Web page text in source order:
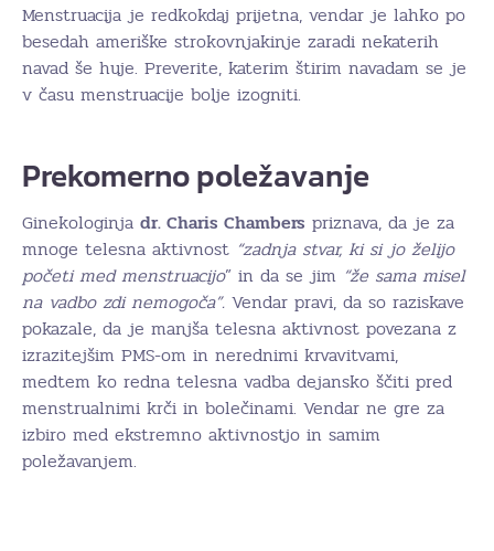
Menstruacija je redkokdaj prijetna, vendar je lahko po
besedah ameriške strokovnjakinje zaradi nekaterih
navad še huje. Preverite, katerim štirim navadam se je
v času menstruacije bolje izogniti.
Prekomerno poležavanje
Ginekologinja dr. Charis Chambers priznava, da je za
mnoge telesna aktivnost “zadnja stvar, ki si jo želijo
početi med menstruacijo” in da se jim “že sama misel
na vadbo zdi nemogoča”. Vendar pravi, da so raziskave
pokazale, da je manjša telesna aktivnost povezana z
izrazitejšim PMS-om in nerednimi krvavitvami,
medtem ko redna telesna vadba dejansko ščiti pred
menstrualnimi krči in bolečinami. Vendar ne gre za
izbiro med ekstremno aktivnostjo in samim
poležavanjem.